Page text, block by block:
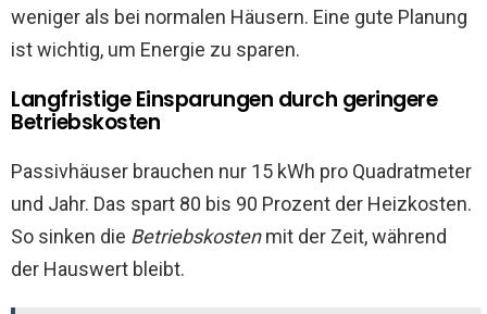
weniger als bei normalen Häusern. Eine gute Planung
ist wichtig, um Energie zu sparen.
Langfristige Einsparungen durch geringere
Betriebskosten
Passivhäuser brauchen nur 15 kWh pro Quadratmeter
und Jahr. Das spart 80 bis 90 Prozent der Heizkosten.
So sinken die Betriebskostenmit der Zeit, während
der Hauswert bleibt.